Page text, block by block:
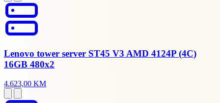
Lenovo tower server ST45 V3 AMD 4124P (4C)
16GB 480x2
4.623,00 KM